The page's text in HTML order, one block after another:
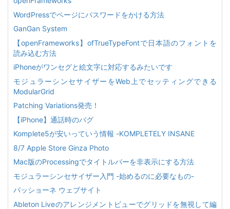
WordPressでページにパスワードをかける方法
GanGan System
【openFrameworks】ofTrueTypeFontで日本語のフォントを
読み込む方法
iPhoneがワンセグと絵文字に対応するみたいです
モジュラーシンセサイザーをWeb上でセッティングできる
ModularGrid
Patching Variations発売！
【iPhone】通話時のバグ
Komplete5が安いっていう情報 -KOMPLETELY INSANE
8/7 Apple Store Ginza Photo
Mac版のProcessingでタイトルバーを非表示にする方法
モジュラーシンセサイザー入門 -始めるのに必要なもの-
パッショーネ ウェブサイト
Ableton Liveのアレンジメントビューでグリッドを無視して編